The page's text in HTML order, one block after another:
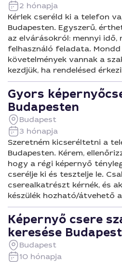
2 hónapja
Kérlek cseréld ki a telefon
Budapesten. Egyszerű,
az elvárásokról: mennyi idő,
felhasználó feladata.
követelmények vannak a
kezdjük, ha rendelésed
Gyors
Budapesten
Budapest
3 hónapja
Szeretném kicseréltetni a
Budapesten. Kérem,
hogy a régi képernyő
cserélje ki és tesztelje le.
cserealkatrészt kérnék, és
készülék hozható/átvehető
Képernyő csere
keresése
Budapest
10 hónapja